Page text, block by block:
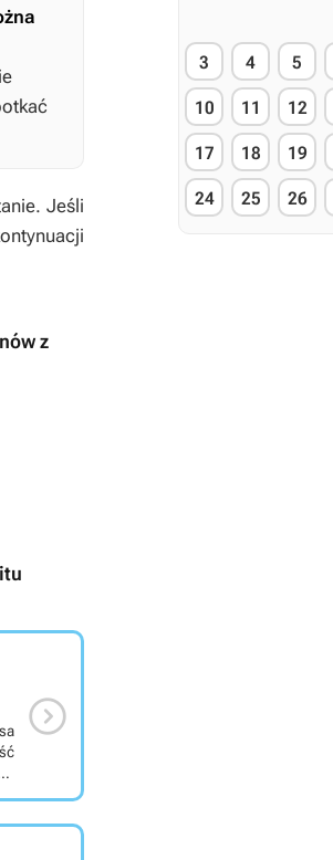
Jeśli
z

3 4 5
10 11 12
17 18 19
24 25 26